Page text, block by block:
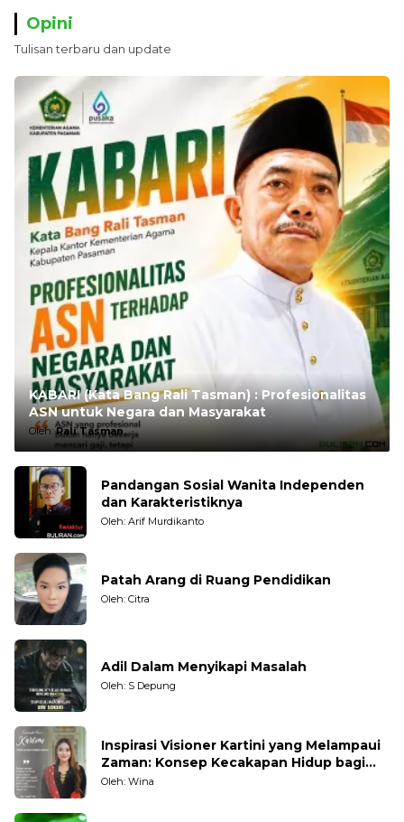
Opini
Tulisan terbaru dan update
KABARI (Kata Bang Rali Tasman) : Profesionalitas
ASN untuk Negara dan Masyarakat
Oleh:Rali Tasman
Pandangan Sosial Wanita Independen
dan Karakteristiknya
Oleh: Arif Murdikanto
Patah Arang di Ruang Pendidikan
Oleh: Citra
Adil Dalam Menyikapi Masalah
Oleh: S Depung
Inspirasi Visioner Kartini yang Melampaui
Zaman: Konsep Kecakapan Hidup bagi
Generasi Muda
Oleh: Wina